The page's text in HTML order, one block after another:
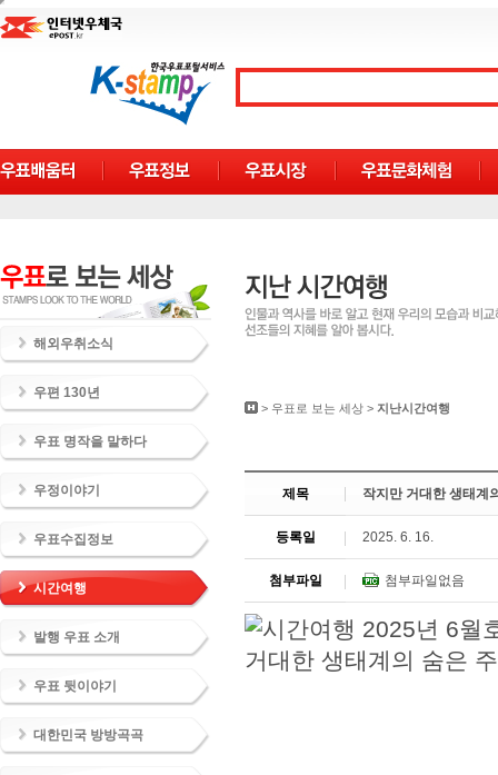
해외우취소식
우편 130년
우표 명작을 말하다
우정이야기
우표수집정보
시간여행
발행 우표 소개
우표 뒷이야기
대한민국 방방곡곡
> 우표로 보는 세상 > 지난시간여행
제목 작지만 거대한 생태계
등록일 2025. 6. 16.
첨부파일 첨부파일없음